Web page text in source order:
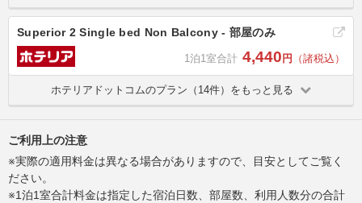
Superior 2 Single bed Non Balcony - 部屋のみ
1泊1室合計 4,440円 （諸税込）
ホテリアドットコムのプラン（14件）をもっと見る
ご利用上の注意
※実際の適用料金は異なる場合がありますので、目安としてご覧く
ださい。
※1泊1室合計料金は指定した宿泊日数、部屋数、利用人数分の合計